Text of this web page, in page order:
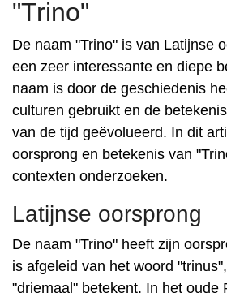
"Trino"
De naam "Trino" is van Latijnse
een zeer interessante en diepe
naam is door de geschiedenis
culturen gebruikt en de
van de tijd geëvolueerd. In dit
oorsprong en betekenis van
contexten onderzoeken.
Latijnse oorsprong
De naam "Trino" heeft zijn
is afgeleid van het woord
"driemaal" betekent. In het oude